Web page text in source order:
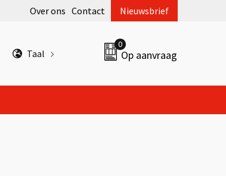
Over ons Contact Nieuwsbrief
Taal
0
Op aanvraag